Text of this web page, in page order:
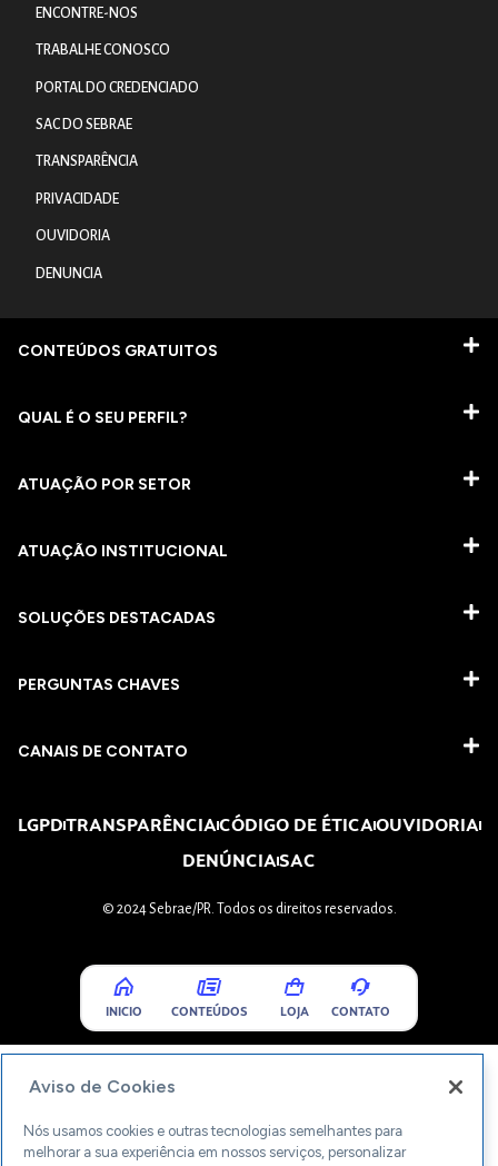
ENCONTRE-NOS
TRABALHE CONOSCO
PORTAL DO CREDENCIADO
SAC DO SEBRAE
TRANSPARÊNCIA
PRIVACIDADE
OUVIDORIA
DENUNCIA
CONTEÚDOS GRATUITOS
QUAL É O SEU PERFIL?
ATUAÇÃO POR SETOR
ATUAÇÃO INSTITUCIONAL
SOLUÇÕES DESTACADAS
PERGUNTAS CHAVES​
CANAIS DE CONTATO
LGPDTRANSPARÊNCIACÓDIGO DE ÉTICAOUVIDORIA
DENÚNCIASAC
© 2024 Sebrae/PR. Todos os direitos reservados.
INICIO CONTEÚDOS LOJA CONTATO
Aviso de Cookies
Nós usamos cookies e outras tecnologias semelhantes para
melhorar a sua experiência em nossos serviços, personalizar